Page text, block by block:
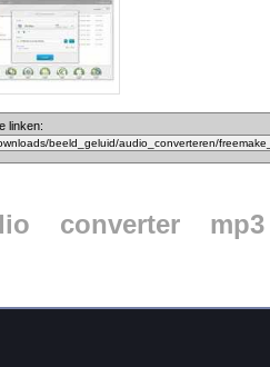
linken:
converter
mp3